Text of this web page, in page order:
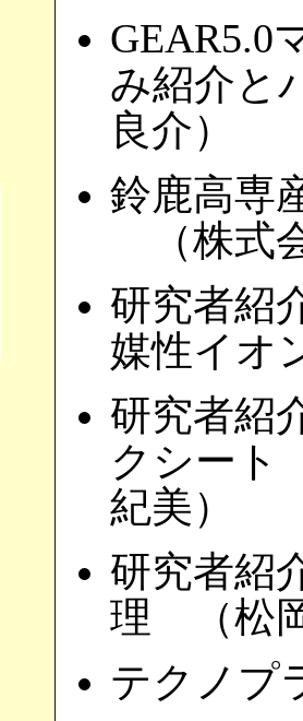
GEAR5.0
み紹介と
良介）
鈴鹿高専
（株式
研究者紹
媒性イオ
研究者紹
クシート
紀美）
研究者紹
理 （松
テクノプ